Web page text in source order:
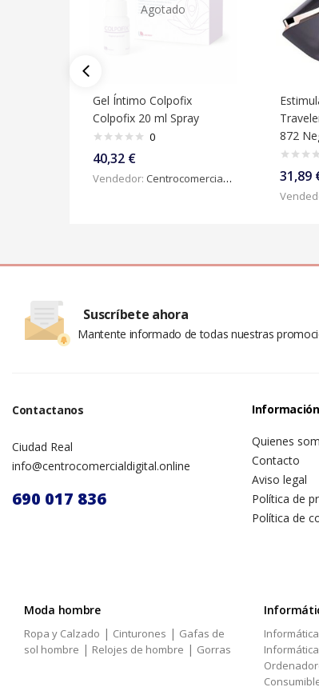
Agotado
Gel Íntimo Colpofix
Colpofix 20 ml Spray
0
40,32 €
Vendedor: Centrocomercialdigital
872
31,89
Suscríbete ahora
Mantente informado de todas nuestras
Contactanos
Ciudad Real
info@centrocomercialdigital.online
690 017 836
Información
Quienes
Contacto
Aviso legal
Política de
Política de
Moda hombre
Ropa y Calzado | Cinturones | Gafas de
sol hombre | Relojes de hombre | Gorras